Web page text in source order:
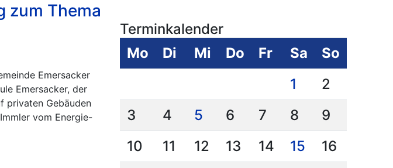
zum Thema
Emersacker
Emersacker, der
privaten Gebäuden
vom Energie-
Terminkalender
Mo
Di Mi Do Fr Sa
So
1
2
3
4 5 6 7 8
9
10
11 12 13 14 15
16